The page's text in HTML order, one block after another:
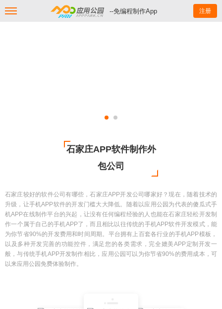
--免编程制作App 注册
石家庄APP软件制作外
包公司
石家庄较好的软件公司有哪些，石家庄APP开发公司哪家好？现在，随着技术的
升级，让手机APP软件的开发门槛大大降低。随着以应用公园为代表的傻瓜式手
机APP在线制作平台的兴起，让没有任何编程经验的人也能在石家庄轻松开发制
作一个属于自己的手机APP了，而且相比以往传统的手机APP软件开发模式，能
为你节省90%的开发费用和时间周期。平台拥有上百套各行业的手机APP模板，
以及多种开发完善的功能控件，满足您的各类需求，完全媲美APP定制开发一
般，与传统手机APP开发制作相比，应用公园可以为你节省90%的费用成本，可
以来应用公园免费体验制作。